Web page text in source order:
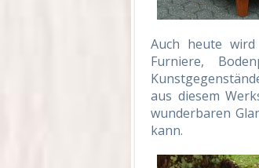
Auch heute
Furniere,
aus diesem
wunderbaren
kann.